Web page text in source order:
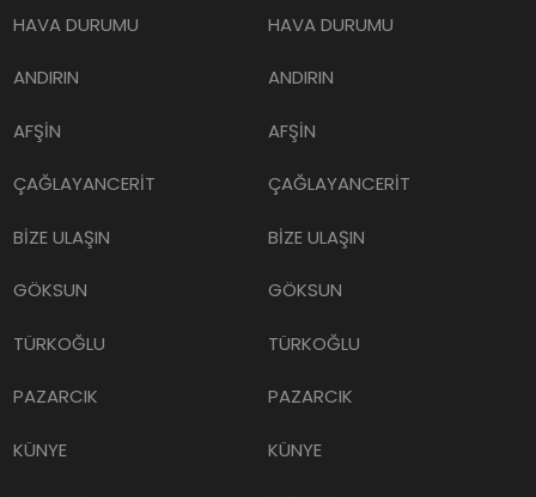
HAVA DURUMU
ANDIRIN
AFŞİN
ÇAĞLAYANCERİT
BİZE ULAŞIN
GÖKSUN
TÜRKOĞLU
PAZARCIK
KÜNYE
HAVA DURUMU
ANDIRIN
AFŞİN
ÇAĞLAYANCERİT
BİZE ULAŞIN
GÖKSUN
TÜRKOĞLU
PAZARCIK
KÜNYE